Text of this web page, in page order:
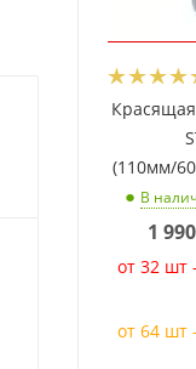
Красящая
(110мм/
В
1 990
от 32 шт -
от 64 шт -